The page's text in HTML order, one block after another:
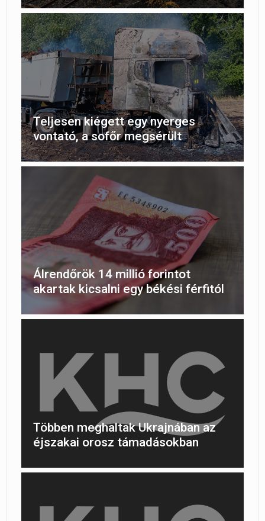
Teljesen kiégett egy nyerges
vontató, a sofőr megsérült
Álrendőrök 14 millió forintot
akartak kicsalni egy békési férfitól
Többen meghaltak Ukrajnában az
éjszakai orosz támadásokban